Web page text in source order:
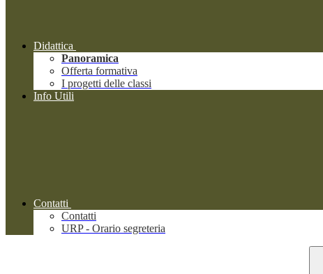
Didattica
Panoramica
Offerta formativa
I progetti delle classi
Info Utili
Contatti
Contatti
URP - Orario segreteria